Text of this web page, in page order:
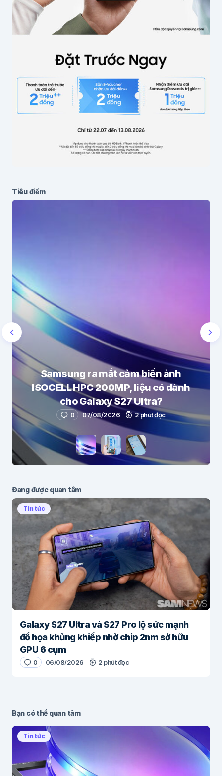
Email
Lưu thông tin cho lần bình luận sau
Gửi bình luận
Tiêu điểm
Samsung ra mắt cảm biến ảnh
ISOCELL HPC 200MP, liệu có dành
cho Galaxy S27 Ultra?
0 07/08/2026 2 phút đọc
Đang được quan tâm
Tin tức
Galaxy S27 Ultra và S27 Pro lộ sức mạnh
đồ họa khủng khiếp nhờ chip 2nm sở hữu
GPU 6 cụm
0 06/08/2026 2 phút đọc
Bạn có thể quan tâm
Tin tức